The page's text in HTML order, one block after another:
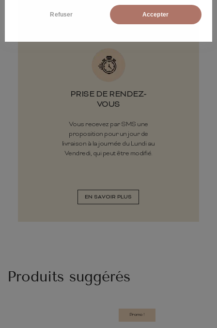
Refuser Accepter
PRISE DE RENDEZ-
VOUS
Vous recevez par SMS une
proposition pour un jour de
livraison à la journée du Lundi au
Vendredi, qui peut être modifié.
EN SAVOIR PLUS
Produits suggérés
Promo !